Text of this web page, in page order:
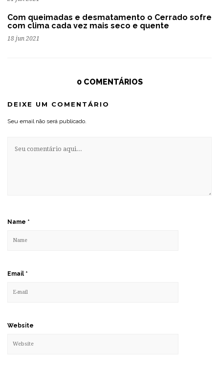
Com queimadas e desmatamento o Cerrado sofre
com clima cada vez mais seco e quente
18 jun 2021
0 COMENTÁRIOS
DEIXE UM COMENTÁRIO
Seu email não será publicado.
Name *
Email *
Website